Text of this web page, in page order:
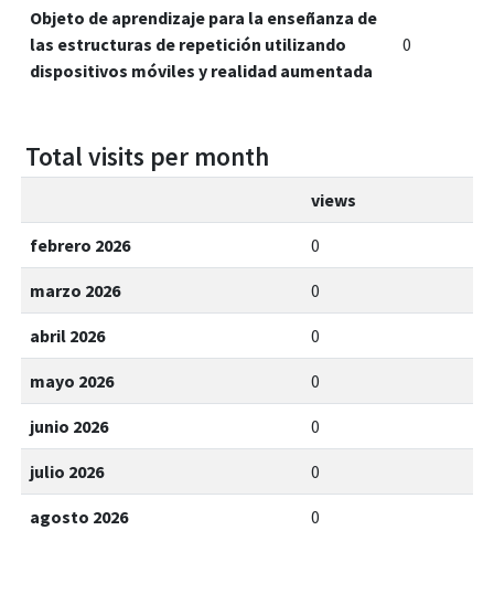
Objeto de aprendizaje para la enseñanza de
las estructuras de repetición utilizando
dispositivos móviles y realidad aumentada
0
Total visits per month
views
febrero 2026 0
marzo 2026 0
abril 2026 0
mayo 2026 0
junio 2026 0
julio 2026 0
agosto 2026 0